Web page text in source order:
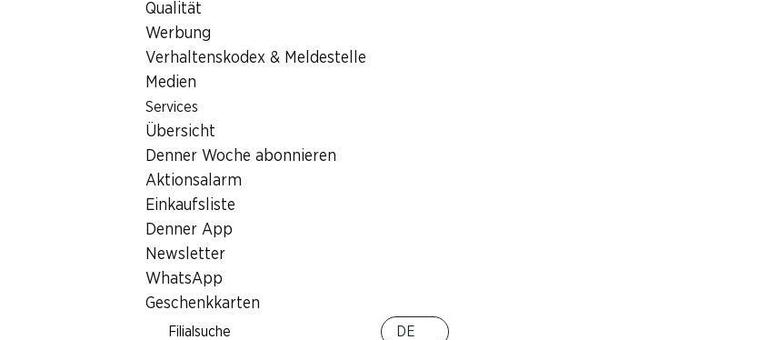
Qualität
Werbung
Verhaltenskodex & Meldestelle
Medien
Services
Übersicht
Denner Woche abonnieren
Aktionsalarm
Einkaufsliste
Denner App
Newsletter
WhatsApp
Geschenkkarten
Filialsuche DE
Was andere Kunden kaufen
23%
4.95statt 6.50
Snickers
10 Stück, 500 g